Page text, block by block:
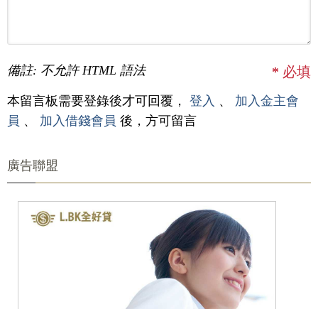
備註: 不允許 HTML 語法 * 必填
本留言板需要登錄後才可回覆， 登入 、 加入金主會
員 、 加入借錢會員 後，方可留言
廣告聯盟